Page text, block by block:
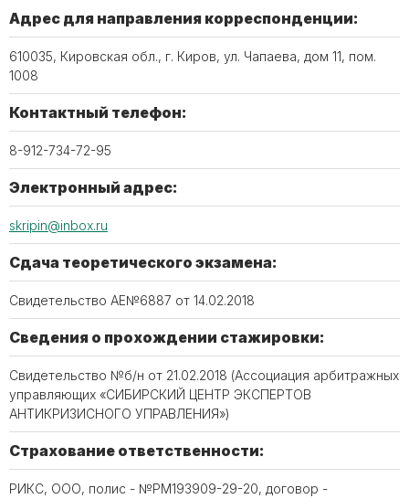
Адрес для направления корреспонденции:
610035, Кировская обл., г. Киров, ул. Чапаева, дом 11, пом.
1008
Контактный телефон:
8-912-734-72-95
Электронный адрес:
skripin@inbox.ru
Сдача теоретического экзамена:
Свидетельство АЕ№6887 от 14.02.2018
Сведения о прохождении стажировки:
Свидетельство №б/н от 21.02.2018 (Ассоциация арбитражных
управляющих «СИБИРСКИЙ ЦЕНТР ЭКСПЕРТОВ
АНТИКРИЗИСНОГО УПРАВЛЕНИЯ»)
Страхование ответственности:
РИКС, ООО, полис - №РМ193909-29-20, договор -